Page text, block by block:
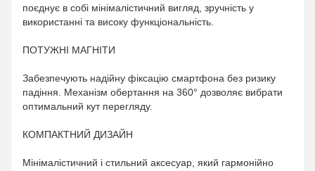
поєднує в собі мінімалістичний вигляд, зручність у
використанні та високу функціональність.
ПОТУЖНІ МАГНІТИ
Забезпечують надійну фіксацію смартфона без ризику
падіння. Механізм обертання на 360° дозволяє вибрати
оптимальний кут перегляду.
КОМПАКТНИЙ ДИЗАЙН
Мінімалістичний і стильний аксесуар, який гармонійно